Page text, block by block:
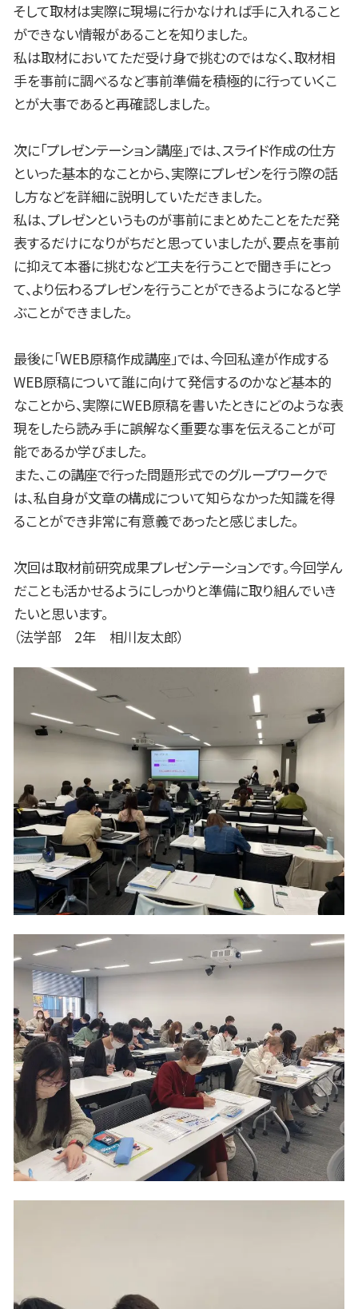
そして取材は実際に現場に行かなければ手に入れること
ができない情報があることを知りました。
私は取材においてただ受け身で挑むのではなく、取材相
手を事前に調べるなど事前準備を積極的に行っていくこ
とが大事であると再確認しました。
次に「プレゼンテーション講座」では、スライド作成の仕方
といった基本的なことから、実際にプレゼンを行う際の話
し方などを詳細に説明していただきました。
私は、プレゼンというものが事前にまとめたことをただ発
表するだけになりがちだと思っていましたが、要点を事前
に抑えて本番に挑むなど工夫を行うことで聞き手にとっ
て、より伝わるプレゼンを行うことができるようになると学
ぶことができました。
最後に「WEB原稿作成講座」では、今回私達が作成する
WEB原稿について誰に向けて発信するのかなど基本的
なことから、実際にWEB原稿を書いたときにどのような表
現をしたら読み手に誤解なく重要な事を伝えることが可
能であるか学びました。
また、この講座で行った問題形式でのグループワークで
は、私自身が文章の構成について知らなかった知識を得
ることができ非常に有意義であったと感じました。
次回は取材前研究成果プレゼンテーションです。今回学ん
だことも活かせるようにしっかりと準備に取り組んでいき
たいと思います。
（法学部 2年 相川友太郎）